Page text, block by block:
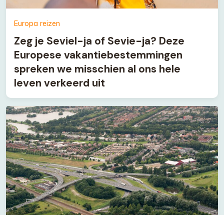
Europa reizen
Zeg je Seviel-ja of Sevie-ja? Deze
Europese vakantiebestemmingen
spreken we misschien al ons hele
leven verkeerd uit